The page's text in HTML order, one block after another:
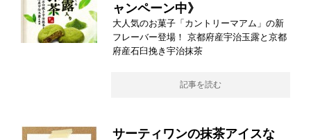
ャンペーン中》
大人気のお菓子「カントリーマアム」の新
フレーバー登場！ 京都府産宇治玉露と京都
府産石臼挽き宇治抹茶
記事を読む
サーティワンの抹茶アイスな